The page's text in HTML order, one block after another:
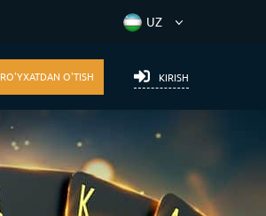
RO'YXATDAN O'TISH KIRISH